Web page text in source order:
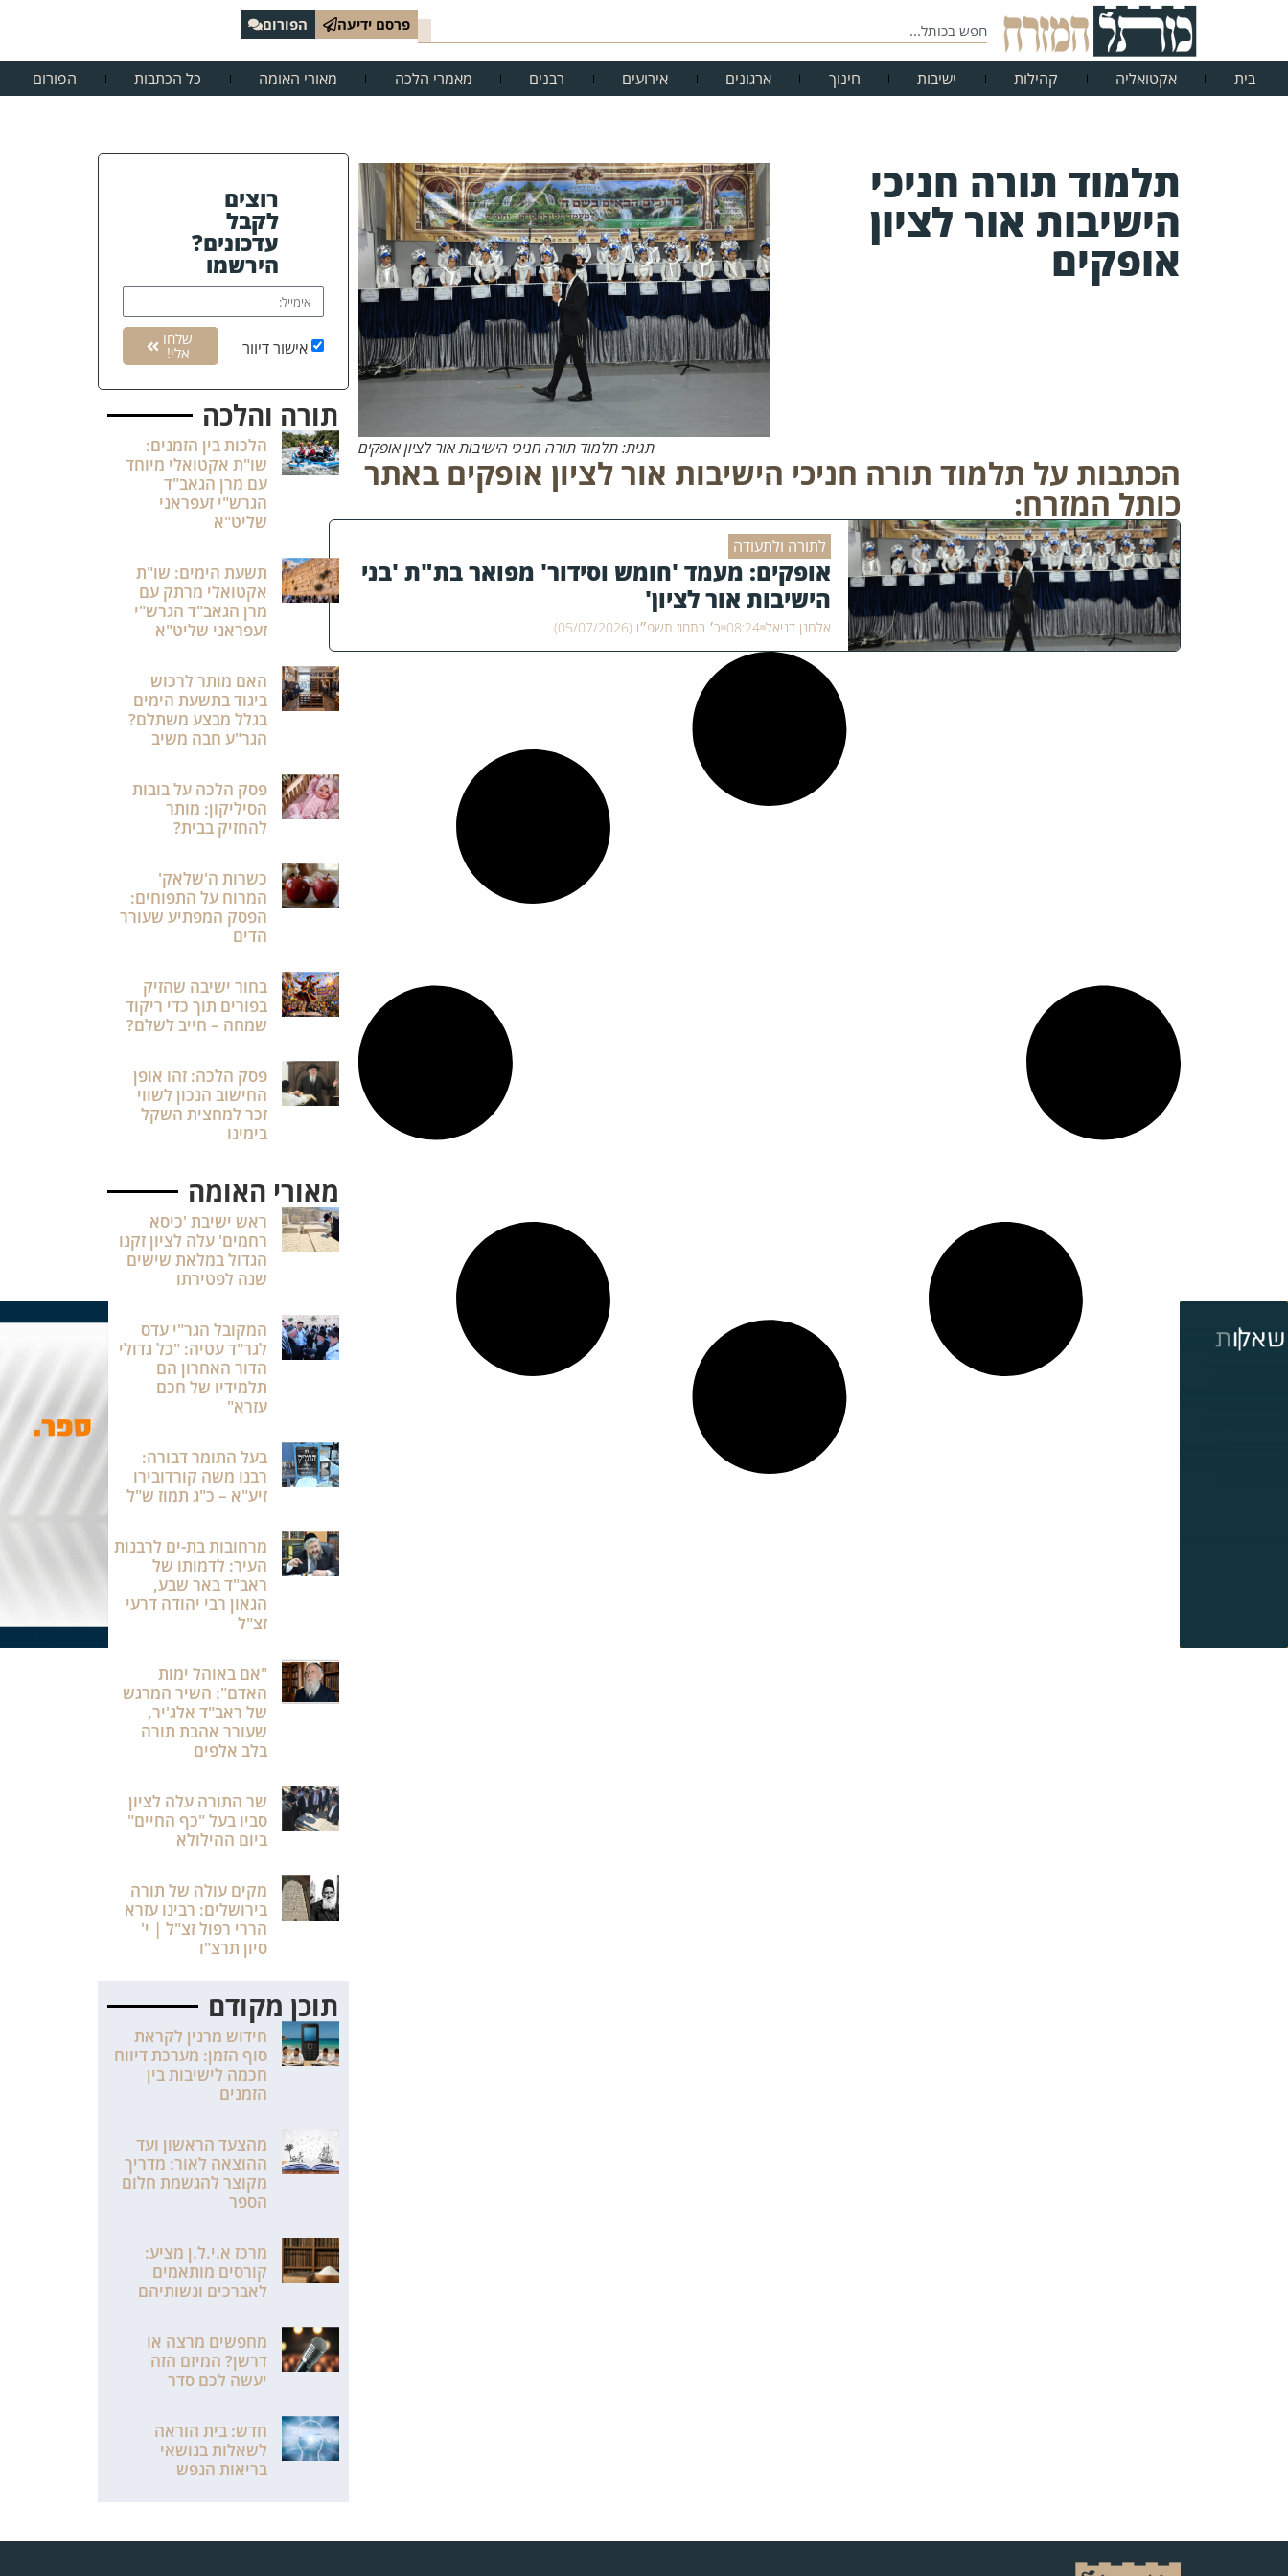
פרסם ידיעה הפורום
בית אקטואליה קהילות ישיבות חינוך ארגונים אירועים רבנים מאמרי הלכה מאורי האומה כל הכתבות הפורום
תלמוד תורה חניכי
הישיבות אור לציון
אופקים
תגית: תלמוד תורה חניכי הישיבות אור לציון אופקים
הכתבות על תלמוד תורה חניכי הישיבות אור לציון אופקים באתר
כותל המזרח:
לתורה ולתעודה
אופקים: מעמד 'חומש וסידור' מפואר בת"ת 'בני
הישיבות אור לציון'
אלחנן דניאל 08:24 כ׳ בתמוז תשפ״ו (05/07/2026)
רוצים
לקבל
עדכונים?
הירשמו
אישור דיוור שלחו
אלי!
תורה והלכה
הלכות בין הזמנים:
שו"ת אקטואלי מיוחד
עם מרן הגאב"ד
הגרש"י זעפראני
שליט"א
תשעת הימים: שו"ת
אקטואלי מרתק עם
מרן הגאב"ד הגרש"י
זעפראני שליט"א
האם מותר לרכוש
ביגוד בתשעת הימים
בגלל מבצע משתלם?
הגר"ע חבה משיב
פסק הלכה על בובות
הסיליקון: מותר
להחזיק בבית?
כשרות ה'שלאק'
המרוח על התפוחים:
הפסק המפתיע שעורר
הדים
בחור ישיבה שהזיק
בפורים תוך כדי ריקוד
שמחה – חייב לשלם?
פסק הלכה: זהו אופן
החישוב הנכון לשווי
זכר למחצית השקל
בימינו
מאורי האומה
ראש ישיבת 'כיסא
רחמים' עלה לציון זקנו
הגדול במלאת שישים
שנה לפטירתו
המקובל הגר"י עדס
לגר"ד עטיה: "כל גדולי
הדור האחרון הם
תלמידיו של חכם
עזרא"
בעל התומר דבורה:
רבנו משה קורדובירו
זיע"א – כ"ג תמוז ש"ל
מרחובות בת-ים לרבנות
העיר: לדמותו של
ראב"ד באר שבע,
הגאון רבי יהודה דרעי
זצ"ל
"אם באוהל ימות
האדם": השיר המרגש
של ראב"ד אלג'יר,
שעורר אהבת תורה
בלב אלפים
שר התורה עלה לציון
סביו בעל "כף החיים"
ביום ההילולא
מקים עולה של תורה
בירושלים: רבינו עזרא
הררי רפול זצ"ל | י'
סיון תרצ"ו
תוכן מקודם
חידוש מרנין לקראת
סוף הזמן: מערכת דיווח
חכמה לישיבות בין
הזמנים
מהצעד הראשון ועד
ההוצאה לאור: מדריך
מקוצר להגשמת חלום
הספר
מרכז א.י.ל.ן מציע:
קורסים מותאמים
לאברכים ונשותיהם
מחפשים מרצה או
דרשן? המיזם הזה
יעשה לכם סדר
חדש: בית הוראה
לשאלות בנושאי
בריאות הנפש